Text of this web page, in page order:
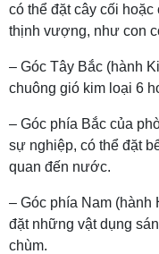
có thể đặt cây cối
thịnh vượng, như con
– Góc Tây Bắc (hành
chuông gió kim loại 6
– Góc phía Bắc của
sự nghiệp, có thể đặt
quan đến nước.
– Góc phía Nam (hành
đặt những vật dụng
chùm.